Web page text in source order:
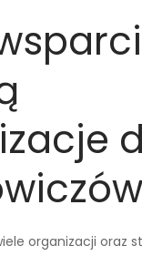
organizacji oraz